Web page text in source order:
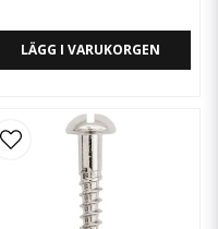
LÄGG I VARUKORGEN